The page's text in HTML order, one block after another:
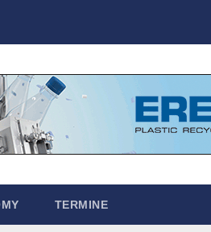
TERMINE